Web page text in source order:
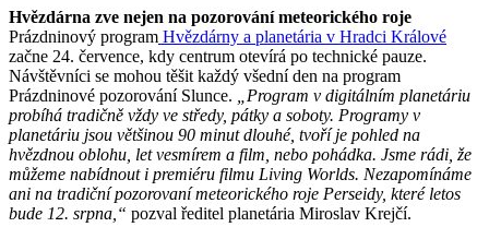
Hvězdárna zve nejen na pozorování meteorického roje
Prázdninový program Hvězdárny a planetária v Hradci Králové
začne 24. července, kdy centrum otevírá po technické pauze.
Návštěvníci se mohou těšit každý všední den na program
Prázdninové pozorování Slunce.
„Program v digitálním planetáriu
probíhá tradičně vždy ve středy, pátky a soboty. Programy v
planetáriu jsou většinou 90 minut dlouhé, tvoří je pohled na
hvězdnou oblohu, let vesmírem a film, nebo pohádka. Jsme rádi, že
můžeme nabídnout i premiéru filmu Living Worlds. Nezapomínáme
ani na tradiční pozorovaní meteorického roje Perseidy, které letos
bude 12. srpna,“ pozval ředitel planetária Miroslav Krejčí.